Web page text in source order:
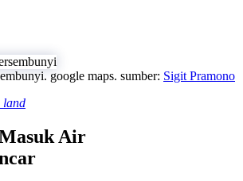
google maps. sumber: Sigit Pramono
land
Air